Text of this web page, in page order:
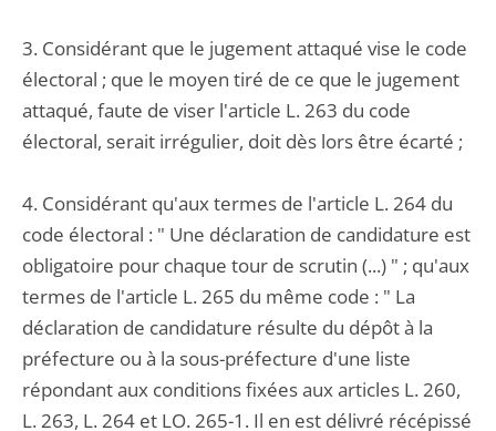
3. Considérant que le jugement attaqué vise le code
électoral ; que le moyen tiré de ce que le jugement
attaqué, faute de viser l'article L. 263 du code
électoral, serait irrégulier, doit dès lors être écarté ;
4. Considérant qu'aux termes de l'article L. 264 du
code électoral : " Une déclaration de candidature est
obligatoire pour chaque tour de scrutin (...) " ; qu'aux
termes de l'article L. 265 du même code : " La
déclaration de candidature résulte du dépôt à la
préfecture ou à la sous-préfecture d'une liste
répondant aux conditions fixées aux articles L. 260,
L. 263, L. 264 et LO. 265-1. Il en est délivré récépissé